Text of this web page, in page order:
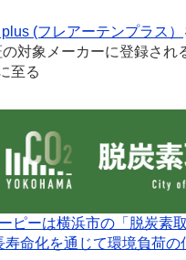
(フレアーテンプラス）
対象メーカーに登録され
至る
ピーは横浜市の「脱炭素
寿命化を通じて環境負荷